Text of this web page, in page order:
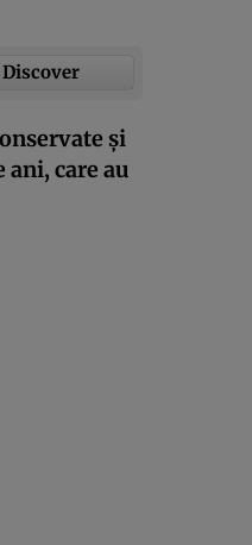
și
care au